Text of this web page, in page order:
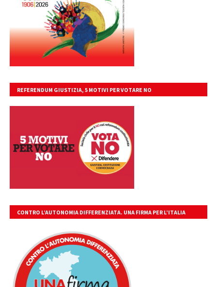
REFERENDUM GIUSTIZIA, 5 MOTIVI PER VOTARE NO
CONTRO L’AUTONOMIA DIFFERENZIATA. UNA FIRMA PER L’ITALIA